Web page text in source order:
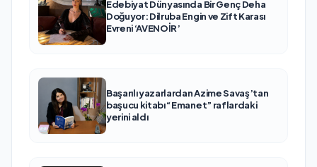
Edebiyat Dünyasında Bir Genç Deha
Doğuyor: Dilruba Engin ve Zift Karası
Evreni ‘AVENOİR’
Başarılı yazarlardan Azime Savaş’tan
başucu kitabı “Emanet” raflardaki
yerini aldı